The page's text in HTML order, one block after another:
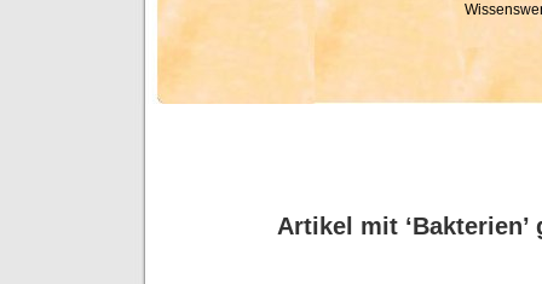
Artikel mit ‘Bakterien’